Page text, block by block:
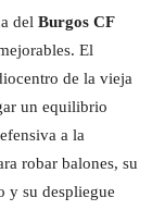
del Burgos CF
El
de la vieja
un equilibrio
a la
robar balones, su
y su despliegue